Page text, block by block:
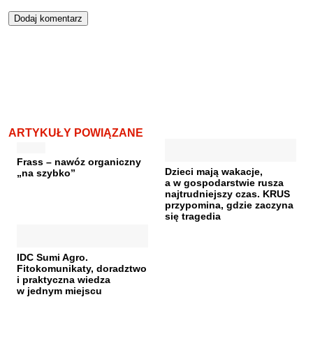
ARTYKUŁY POWIĄZANE
Frass – nawóz organiczny
„na szybko”
Dzieci mają wakacje,
a w gospodarstwie rusza
najtrudniejszy czas. KRUS
przypomina, gdzie zaczyna
się tragedia
IDC Sumi Agro.
Fitokomunikaty, doradztwo
i praktyczna wiedza
w jednym miejscu